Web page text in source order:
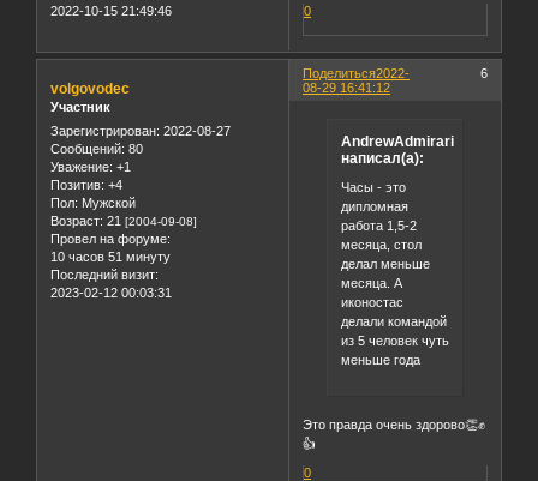
2022-10-15 21:49:46
0
Поделиться 6
2022-
08-29 16:41:12
volgovodec
Участник
Зарегистрирован: 2022-08-27
Сообщений: 80
Уважение: +1
Позитив: +4
Пол: Мужской
Возраст: 21 [2004-09-08]
Провел на форуме:
10 часов 51 минуту
Последний визит:
2023-02-12 00:03:31
AndrewAdmirari
написал(а):
Часы - это
дипломная
работа 1,5-2
месяца, стол
делал меньше
месяца. А
иконостас
делали командой
из 5 человек чуть
меньше года
Это правда очень здорово👏✊
👍
0